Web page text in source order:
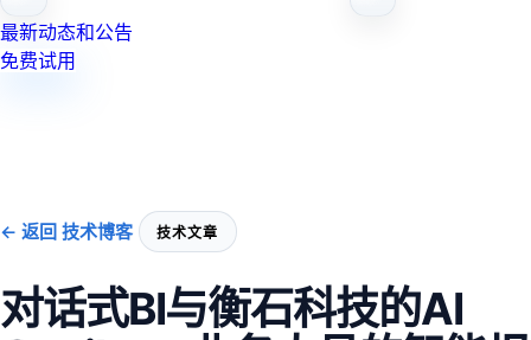
最新动态和公告
免费试用
← 返回 技术博客 技术文章
对话式BI与衡石科技的AI